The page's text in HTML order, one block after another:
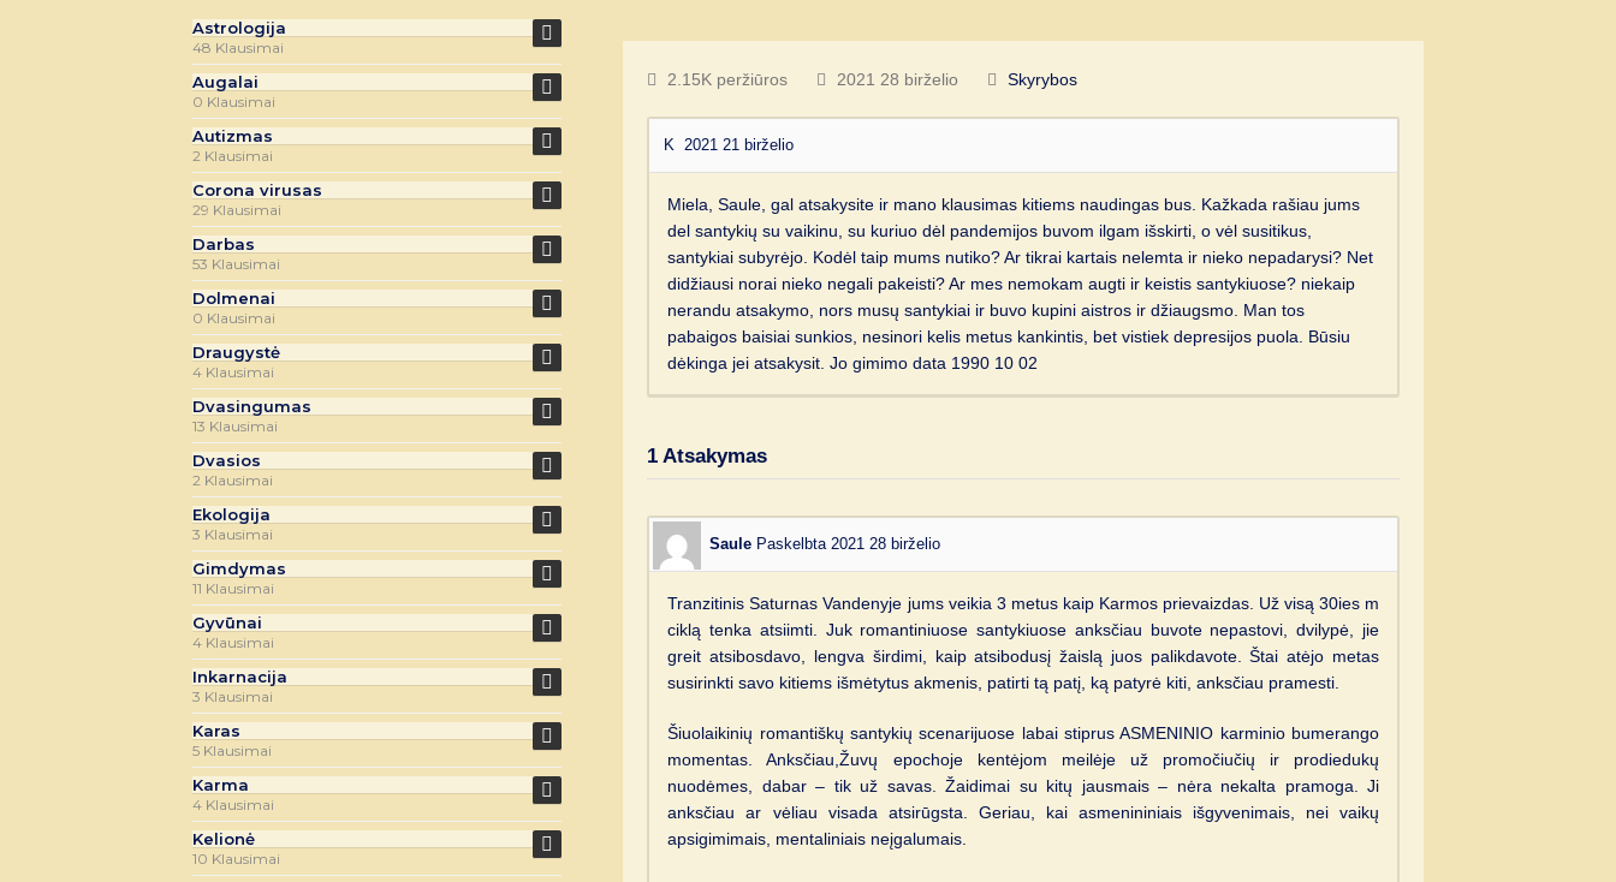
2.15K peržiūros 2021 28 birželio Skyrybos
K2021 21 birželio
Miela, Saule, gal atsakysite ir mano klausimas kitiems naudingas bus. Kažkada rašiau jums
del santykių su vaikinu, su kuriuo dėl pandemijos buvom ilgam išskirti, o vėl susitikus,
santykiai subyrėjo. Kodėl taip mums nutiko? Ar tikrai kartais nelemta ir nieko nepadarysi? Net
didžiausi norai nieko negali pakeisti? Ar mes nemokam augti ir keistis santykiuose? niekaip
nerandu atsakymo, nors musų santykiai ir buvo kupini aistros ir džiaugsmo. Man tos
pabaigos baisiai sunkios, nesinori kelis metus kankintis, bet vistiek depresijos puola. Būsiu
dėkinga jei atsakysit. Jo gimimo data 1990 10 02
1 Atsakymas
Saule Paskelbta 2021 28 birželio
Tranzitinis Saturnas Vandenyje jums veikia 3 metus kaip Karmos prievaizdas. Už visą 30ies m
ciklą tenka atsiimti. Juk romantiniuose santykiuose anksčiau buvote nepastovi, dvilypė, jie
greit atsibosdavo, lengva širdimi, kaip atsibodusį žaislą juos palikdavote. Štai atėjo metas
susirinkti savo kitiems išmėtytus akmenis, patirti tą patį, ką patyrė kiti, anksčiau pramesti.
Šiuolaikinių romantiškų santykių scenarijuose labai stiprus ASMENINIO karminio bumerango
momentas. Anksčiau,Žuvų epochoje kentėjom meilėje už promočiučių ir prodiedukų
nuodėmes, dabar – tik už savas. Žaidimai su kitų jausmais – nėra nekalta pramoga. Ji
anksčiau ar vėliau visada atsirūgsta. Geriau, kai asmenininiais išgyvenimais, nei vaikų
apsigimimais, mentaliniais neįgalumais.
Astrologija
48 Klausimai
Augalai
0 Klausimai
Autizmas
2 Klausimai
Corona virusas
29 Klausimai
Darbas
53 Klausimai
Dolmenai
0 Klausimai
Draugystė
4 Klausimai
Dvasingumas
13 Klausimai
Dvasios
2 Klausimai
Ekologija
3 Klausimai
Gimdymas
11 Klausimai
Gyvūnai
4 Klausimai
Inkarnacija
3 Klausimai
Karas
5 Klausimai
Karma
4 Klausimai
Kelionė
10 Klausimai